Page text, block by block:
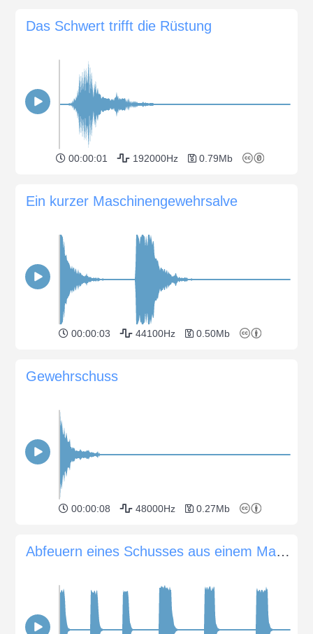
Das Schwert trifft die Rüstung
00:00:01 192000Hz 0.79Mb
Ein kurzer Maschinengewehrsalve
00:00:03 44100Hz 0.50Mb
Gewehrschuss
00:00:08 48000Hz 0.27Mb
Abfeuern eines Schusses aus einem Maxim-Maschinengewehr